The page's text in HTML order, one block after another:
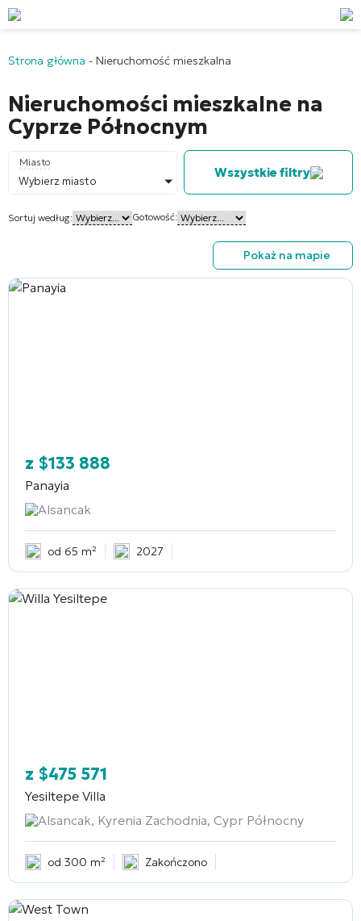
Strona główna - Nieruchomość mieszkalna
Nieruchomości mieszkalne na
Cyprze Północnym
Miasto
Wybierz miasto
Wszystkie filtry
Sortuj według: Gotowość:
Pokaż na mapie
z $133 888
Panayia
Alsancak
od 65 m² 2027
z $475 571
Yesiltepe Villa
Alsancak, Kyrenia Zachodnia, Cypr Północny
od 300 m² Zakończono